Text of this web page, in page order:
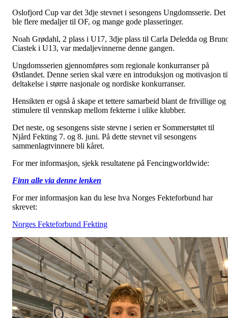
Oslofjord Cup var det 3dje stevnet i sesongens Ungdomsserie. Det
ble flere medaljer til OF, og mange gode plasseringer.
Noah Grødahl, 2 plass i U17, 3dje plass til Carla Deledda og
Ciastek i U13, var medaljevinnerne denne gangen.
Ungdomsserien gjennomføres som regionale konkurranser på
Østlandet. Denne serien skal være en introduksjon og motivasjon
deltakelse i større nasjonale og nordiske konkurranser.
Hensikten er også å skape et tettere samarbeid blant de frivillige og
stimulere til vennskap mellom fekterne i ulike klubber.
Det neste, og sesongens siste stevne i serien er Sommerstøtet til
Njård Fekting 7. og 8. juni. På dette stevnet vil sesongens
sammenlagtvinnere bli kåret.
For mer informasjon, sjekk resultatene på Fencingworldwide:
Finn alle via denne lenken
For mer informasjon kan du lese hva Norges Fekteforbund har
skrevet:
Norges Fekteforbund Fekting